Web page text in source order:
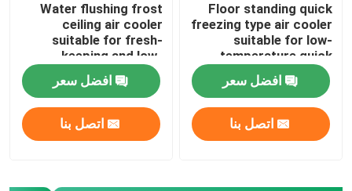
Floor standing quick
freezing type air cooler
suitable for low-
temperature quick
freezing cold storage,
compatible with
R404A/R507/R22
refrigerants,
supporting 220V/380V
افضل سعر
اتصل بنا
Water flushing frost
ceiling air cooler
suitable for fresh-
keeping and low-
temperature
refrigeration
warehouses,
compatible with
refrigerants such as
افضل سعر
اتصل بنا